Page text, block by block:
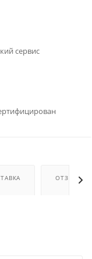
сервис
ОТЗЫВЫ